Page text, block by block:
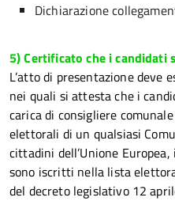
Dichiarazione
5) Certificato che i candidati
L’atto di presentazione deve
nei quali si attesta che i
carica di consigliere
elettorali di un qualsiasi
cittadini dell’Unione
sono iscritti nella lista
del decreto legislativo 12